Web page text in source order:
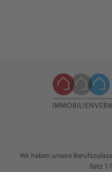
Wir haben unsere
Satz 1